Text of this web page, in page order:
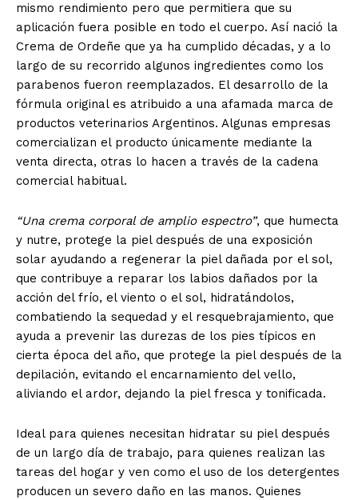
mismo rendimiento pero que permitiera que su
aplicación fuera posible en todo el cuerpo. Así nació la
Crema de Ordeñe que ya ha cumplido décadas, y a lo
largo de su recorrido algunos ingredientes como los
parabenos fueron reemplazados. El desarrollo de la
fórmula original es atribuido a una afamada marca de
productos veterinarios Argentinos. Algunas empresas
comercializan el producto únicamente mediante la
venta directa, otras lo hacen a través de la cadena
comercial habitual.
“Una crema corporal de amplio espectro”, que humecta
y nutre, protege la piel después de una exposición
solar ayudando a regenerar la piel dañada por el sol,
que contribuye a reparar los labios dañados por la
acción del frío, el viento o el sol, hidratándolos,
combatiendo la sequedad y el resquebrajamiento, que
ayuda a prevenir las durezas de los pies típicos en
cierta época del año, que protege la piel después de la
depilación, evitando el encarnamiento del vello,
aliviando el ardor, dejando la piel fresca y tonificada.
Ideal para quienes necesitan hidratar su piel después
de un largo día de trabajo, para quienes realizan las
tareas del hogar y ven como el uso de los detergentes
producen un severo daño en las manos. Quienes